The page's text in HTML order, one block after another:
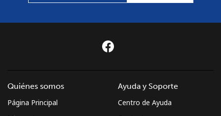
Quiénes somos
Página Principal
Ayuda y Soporte
Centro de Ayuda